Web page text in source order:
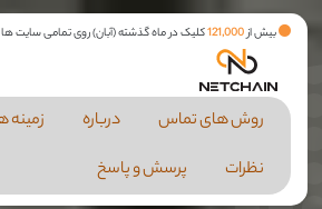
بیش از121,000کلیک در ماه گذشته (آبان) روی تمامی سایت ها
روش های تماس درباره
زمینه
نظرات
پرسش و پاسخ